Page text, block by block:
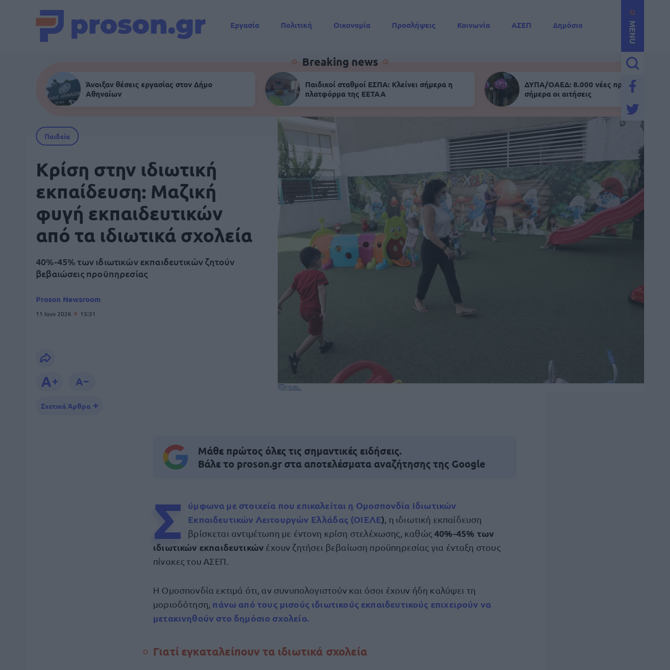
MENU
Εργασία Πολιτική Οικονομία Προσλήψεις Κοινωνία ΑΣΕΠ
Δημόσιο
Breaking news
Άνοιξαν θέσεις εργασίας στον Δήμο
Αθηναίων
Παιδικοί σταθμοί ΕΣΠΑ: Κλείνει σήμερα η
πλατφόρμα της ΕΕΤΑΑ
ΔΥΠΑ/ΟΑΕΔ: 8.000 νέες προσλήψεις -
σήμερα οι αιτήσεις
Παιδεία
Κρίση στην ιδιωτική
εκπαίδευση: Μαζική
φυγή εκπαιδευτικών
από τα ιδιωτικά σχολεία
40%-45% των ιδιωτικών εκπαιδευτικών ζητούν
βεβαιώσεις προϋπηρεσίας
Proson Newsroom
11 Ιουν 2026 15:31
Σχετικά Άρθρα
Μάθε πρώτος όλες τις σημαντικές ειδήσεις.
Βάλε το proson.gr στα αποτελέσματα αναζήτησης της Google
Σ ύμφωνα με στοιχεία που επικαλείται η Ομοσπονδία Ιδιωτικών
Εκπαιδευτικών Λειτουργών Ελλάδας (ΟΙΕΛΕ) , η ιδιωτική εκπαίδευση
βρίσκεται αντιμέτωπη με έντονη κρίση στελέχωσης, καθώς40%-45% των
ιδιωτικών εκπαιδευτικών έχουν ζητήσει βεβαίωση προϋπηρεσίας για ένταξη στους
πίνακες του ΑΣΕΠ.
Η Ομοσπονδία εκτιμά ότι, αν συνυπολογιστούν και όσοι έχουν ήδη καλύψει τη
μοριοδότηση, πάνω από τους μισούς ιδιωτικούς εκπαιδευτικούς επιχειρούν να
μετακινηθούν στο δημόσιο σχολείο.
Γιατί εγκαταλείπουν τα ιδιωτικά σχολεία